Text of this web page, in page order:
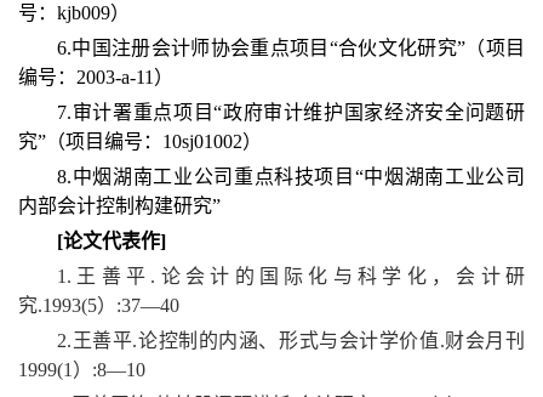
号：kjb009）
6.中国注册会计师协会重点项目“合伙文化研究”（项目
编号：2003-a-11）
7.审计署重点项目“政府审计维护国家经济安全问题研
究”（项目编号：10sj01002）
8.中烟湖南工业公司重点科技项目“中烟湖南工业公司
内部会计控制构建研究”
[论文代表作]
1.王善平.论会计的国际化与科学化，会计研
究.1993(5）:37—40
2.王善平.论控制的内涵、形式与会计学价值.财会月刊
1999(1）:8—10